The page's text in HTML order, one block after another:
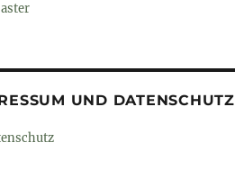
UND DATENSCHUTZ